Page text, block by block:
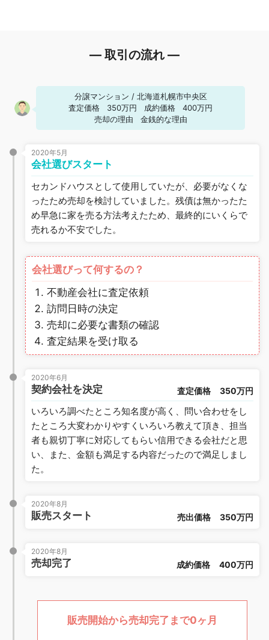
― 取引の流れ ―
分譲マンション / 北海道札幌市中央区
査定価格
350万円 成約価格
400万円
売却の理由
金銭的な理由
2020年5月
会社選びスタート
セカンドハウスとして使用していたが、必要がなくな
ったため売却を検討していました。残債は無かったた
め早急に家を売る方法考えたため、最終的にいくらで
売れるか不安でした。
会社選びって何するの？
不動産会社に査定依頼
訪問日時の決定
売却に必要な書類の確認
査定結果を受け取る
2020年6月
契約会社を決定 査定価格 350万円
いろいろ調べたところ知名度が高く、問い合わせをし
たところ大変わかりやすくいろいろ教えて頂き、担当
者も親切丁寧に対応してもらい信用できる会社だと思
い、また、金額も満足する内容だったので満足しまし
た。
2020年8月
販売スタート 売出価格 350万円
2020年8月
売却完了 成約価格 400万円
販売開始から売却完了まで0ヶ月